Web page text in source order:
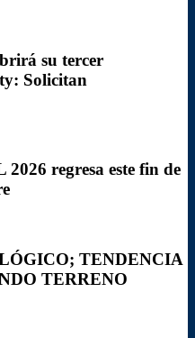
su tercer
Solicitan
regresa este fin de
TENDENCIA
TERRENO